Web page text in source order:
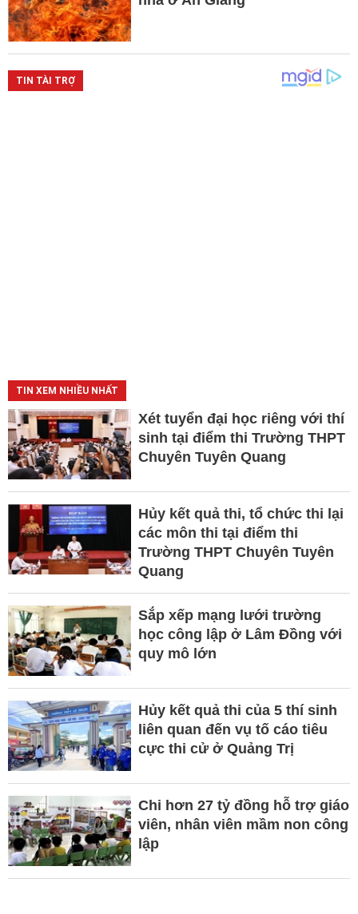
TIN XEM NHIỀU NHẤT
Xét tuyển đại học riêng với thí
sinh tại điểm thi Trường THPT
Chuyên Tuyên Quang
Hủy kết quả thi, tổ chức thi lại
các môn thi tại điểm thi
Trường THPT Chuyên Tuyên
Quang
Sắp xếp mạng lưới trường
học công lập ở Lâm Đồng với
quy mô lớn
Hủy kết quả thi của 5 thí sinh
liên quan đến vụ tố cáo tiêu
cực thi cử ở Quảng Trị
Chi hơn 27 tỷ đồng hỗ trợ giáo
viên, nhân viên mầm non công
lập